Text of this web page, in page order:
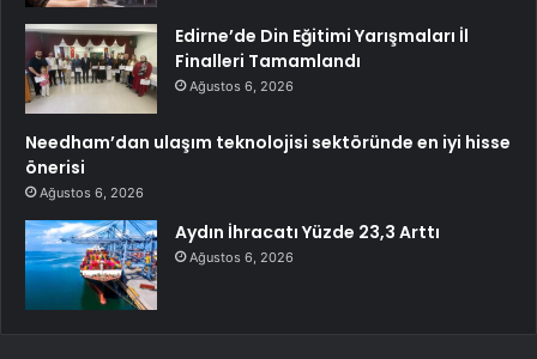
Edirne’de Din Eğitimi Yarışmaları İl
Finalleri Tamamlandı
Ağustos 6, 2026
Needham’dan ulaşım teknolojisi sektöründe en iyi hisse
önerisi
Ağustos 6, 2026
Aydın İhracatı Yüzde 23,3 Arttı
Ağustos 6, 2026